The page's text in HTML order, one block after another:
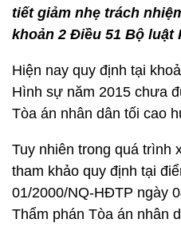
tiết giảm nhẹ trách
khoản 2 Điều 51 Bộ luật
Hiện nay quy định tại
Hình sự năm 2015 chưa
Tòa án nhân dân tối cao
Tuy nhiên trong quá trình
tham khảo quy định tại
01/2000/NQ-HĐTP ngày
Thẩm phán Tòa án nhân